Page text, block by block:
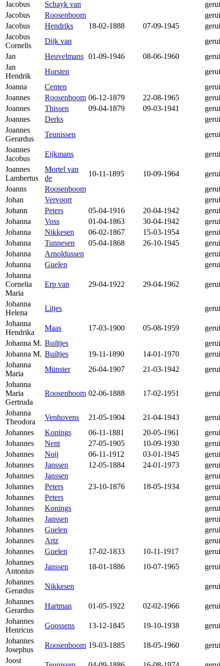
Jacobus Schayk van
Jacobus
Roosenboom
Jacobus
Hendriks 18-02-1888 07-09-1945
Jacobus
Cornelis
Dijk van
Jan
Heuvelmans 01-09-1946 08-06-1960
Jan
Hendrik
Horsten
Joanna
Centen
Joannes
Roosenboom 06-12-1879 22-08-1965
Joannes
Thissen 09-04-1879 09-03-1941
Joannes
Derks
Joannes
Gerardus
Teunissen
Joannes
Jacobus
Eijkmans
Joannes
Lambertus
Mortel van
de
10-11-1895 10-09-1964
Joanns
Roosenboom
Johan
Vervoort
Johann
Peters 05-04-1916 20-04-1942
Johanna
Voss 01-04-1863 30-04-1942
Johanna
Nikkesen 06-02-1867 15-03-1954
Johanna
Tunnesen 05-04-1868 26-10-1945
Johanna
Arnoldussen
Johanna
Guelen
Johanna
Cornelia
Maria
Erp van 29-04-1922 29-04-1962
Johanna
Helena
Litjes
Johanna
Hendrika
Maas 17-03-1900 05-08-1959
Johanna M. Builtjes
Johanna M. Builtjes 19-11-1890 14-01-1970
Johanna
Maria
Münster 26-04-1907 21-03-1942
Johanna
Maria
Gertruda
Roosenboom 02-06-1888 17-02-1951
Johanna
Theodora
Venhovens 21-05-1904 21-04-1943
Johannes
Konings 06-11-1881 20-05-1961
Johannes
Nent 27-05-1905 10-09-1930
Johannes
Noij 06-11-1912 03-01-1945
Johannes
Janssen 12-05-1884 24-01-1973
Johannes
Janssen
Johannes
Peters 23-10-1876 18-05-1934
Johannes
Peters
Johannes
Konings
Johannes
Janssen
Johannes
Guelen
Johannes
Artz
Johannes
Guelen 17-02-1833 10-11-1917
Johannes
Antonius
Janssen 18-01-1886 10-07-1965
Johannes
Gerardus
Nikkesen
Johannes
Gerardus
Hartman 01-05-1922 02-02-1966
Johannes
Henricus
Goossens 13-12-1845 19-10-1938
Johannes
Josephus
Roosenboom 19-03-1885 18-05-1960
Joost